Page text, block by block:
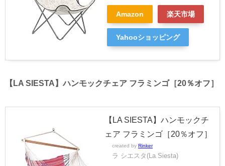
Amazon 楽天市場
Yahooショッピング
【LA SIESTA】ハンモックチェア フラミンゴ［20％オフ］
【LA SIESTA】ハンモックチ
ェア フラミンゴ［20％オフ］
created by Rinker
ラ シエスタ(La Siesta)